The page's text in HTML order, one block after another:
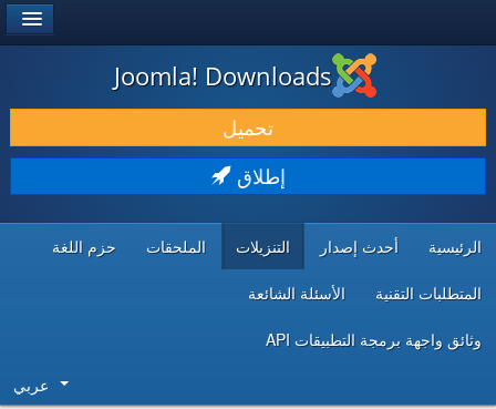
حمل & ومدد
اكتشف & تعلم
Joomla! Downloads
تحميل
إطلاق
الرئيسية أحدث إصدار التنزيلات الملحقات حزم اللغة
المتطلبات التقنية الأسئلة الشائعة
وثائق واجهة برمجة التطبيقات API
عربي